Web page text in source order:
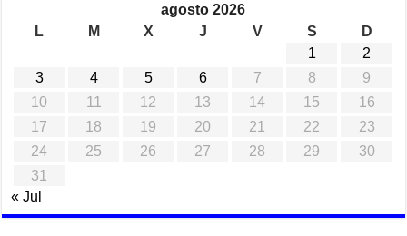
agosto 2026
L
M X J V S
D
1
2
3
4 5 6 7 8
9
10
11 12 13 14 15
16
17
18 19 20 21 22
23
24
25 26 27 28 29
30
31
« Jul